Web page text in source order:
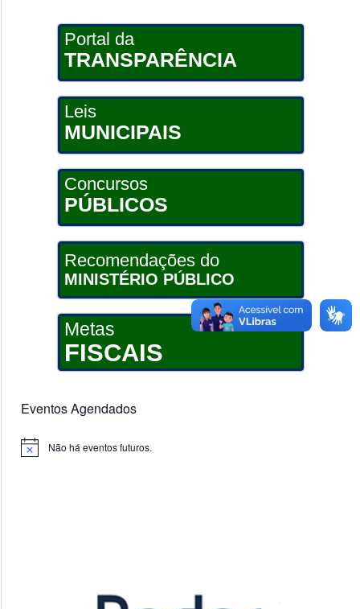
Portal da
TRANSPARÊNCIA
Leis
MUNICIPAIS
Concursos
PÚBLICOS
Recomendações do
MINISTÉRIO PÚBLICO
Metas
FISCAIS
Eventos Agendados
Notice Não há eventos futuros.